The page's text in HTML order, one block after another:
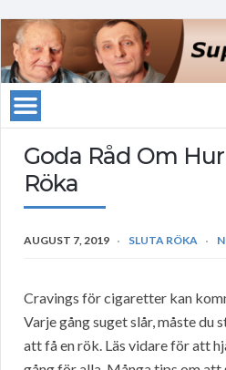
Goda Råd Om
Röka
AUGUST 7, 2019 SLUTA RÖKA
Cravings för cigaretter kan
Varje gång suget slår, måste du
att få en rök. Läs vidare för att